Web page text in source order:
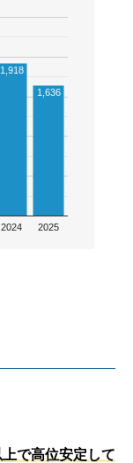
2024 2025
1,918
1,636
で高位安定して